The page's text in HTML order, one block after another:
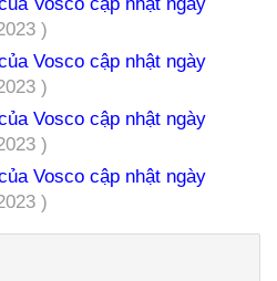
)
Vosco cập nhật ngày
)
Vosco cập nhật ngày
)
Vosco cập nhật ngày
)